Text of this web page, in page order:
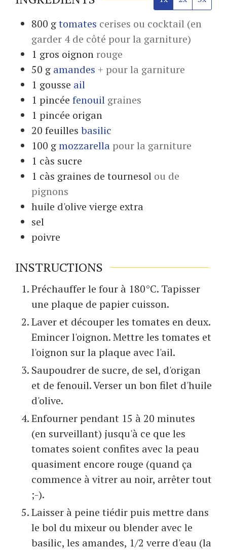
800 gtomates cerises ou cocktail (en
garder 4 de côté pour la garniture)
1 gros oignonrouge
50 g amandes + pour la garniture
1 gousse ail
1 pincée fenouil graines
1 pincée origan
20 feuilles basilic
100 gmozzarella pour la garniture
1 càs sucre
1 càs graines de tournesol ou de
pignons
huile d'olive vierge extra
sel
poivre
INSTRUCTIONS
Préchauffer le four à 180°C. Tapisser
une plaque de papier cuisson.
Laver et découper les tomates en deux.
Emincer l'oignon. Mettre les tomates et
l'oignon sur la plaque avec l'ail.
Saupoudrer de sucre, de sel, d'origan
et de fenouil. Verser un bon filet d'huile
d'olive.
Enfourner pendant 15 à 20 minutes
(en surveillant) jusqu'à ce que les
tomates soient confites avec la peau
quasiment encore rouge (quand ça
commence à vitrer au noir, arrêter tout
;-).
Laisser à peine tiédir puis mettre dans
le bol du mixeur ou blender avec le
basilic, les amandes, 1/2 verre d'eau (la